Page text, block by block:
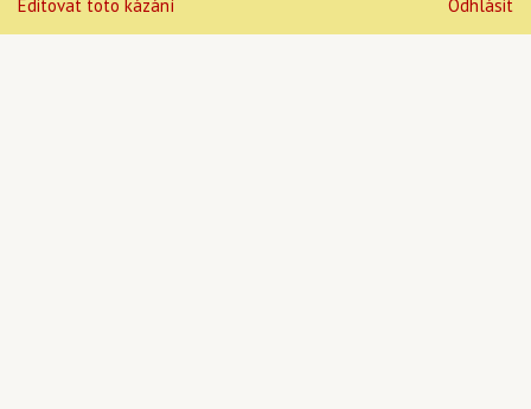
Editovat toto kázání Odhlásit